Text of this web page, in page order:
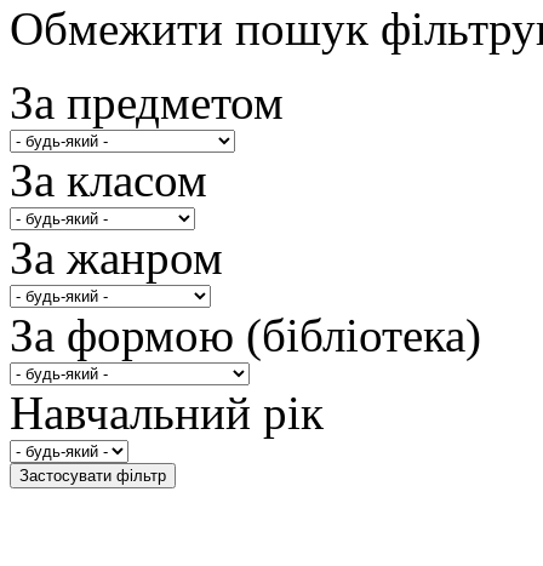
Обмежити пошук
За предметом
За класом
За жанром
За формою (бібліотека)
Навчальний рік